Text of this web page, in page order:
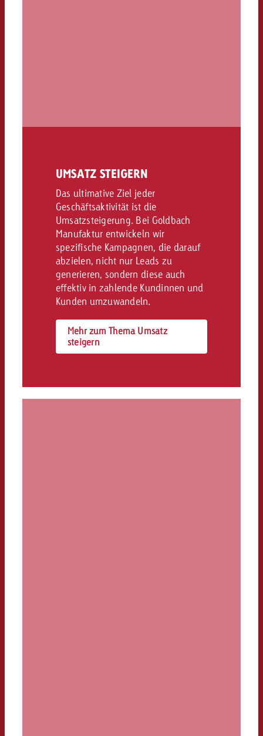
UMSATZ STEIGERN
Das ultimative Ziel jeder
Geschäftsaktivität ist die
Umsatzsteigerung. Bei Goldbach
Manufaktur entwickeln wir
spezifische Kampagnen, die darauf
abzielen, nicht nur Leads zu
generieren, sondern diese auch
effektiv in zahlende Kundinnen und
Kunden umzuwandeln.
Mehr zum Thema Umsatz
steigern